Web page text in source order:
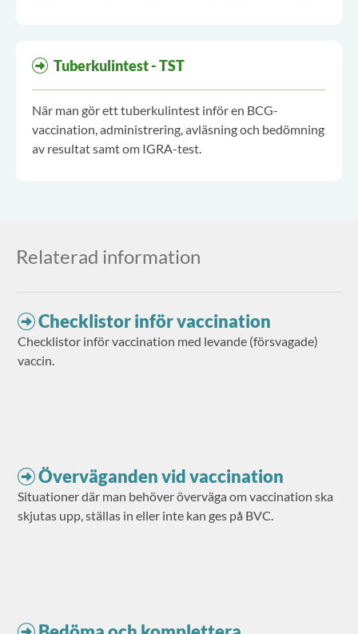
Tuberkulintest - TST
När man gör ett tuberkulintest inför en BCG-
vaccination, administrering, avläsning och bedömning
av resultat samt om IGRA-test.
Relaterad information
Checklistor inför vaccination
Checklistor inför vaccination med levande (försvagade)
vaccin.
Överväganden vid vaccination
Situationer där man behöver överväga om vaccination ska
skjutas upp, ställas in eller inte kan ges på BVC.